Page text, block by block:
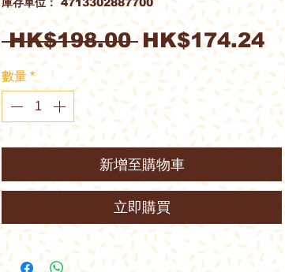
HK$198.00 一
般
價
格
HK$174.24促
銷
價
格
數量 *
新增至購物車
立即購買